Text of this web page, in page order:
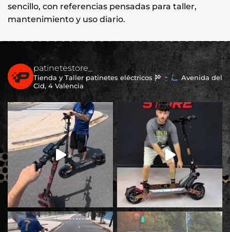
sencillo, con referencias pensadas para taller,
mantenimiento y uso diario.
patinetestore_
Tienda y Taller patinetes eléctricos
Avenida del
Cid, 4 Valencia